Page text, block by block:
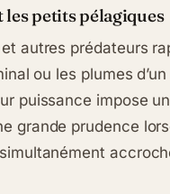
les petits pélagiques
autres prédateurs
ou les plumes
puissance impose
grande prudence